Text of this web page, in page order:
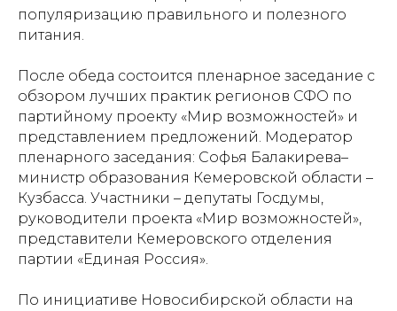
популяризацию правильного и полезного
питания.
После обеда состоится пленарное заседание с
обзором лучших практик регионов СФО по
партийному проекту «Мир возможностей» и
представлением предложений. Модератор
пленарного заседания: Софья Балакирева–
министр образования Кемеровской области –
Кузбасса. Участники – депутаты Госдумы,
руководители проекта «Мир возможностей»,
представители Кемеровского отделения
партии «Единая Россия».
По инициативе Новосибирской области на